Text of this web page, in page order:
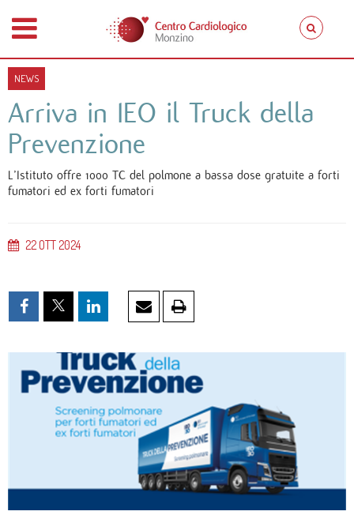
NEWS
Arriva in IEO il Truck della
Prevenzione
L’Istituto offre 1000 TC del polmone a bassa dose gratuite a forti
fumatori ed ex forti fumatori
22 OTT 2024